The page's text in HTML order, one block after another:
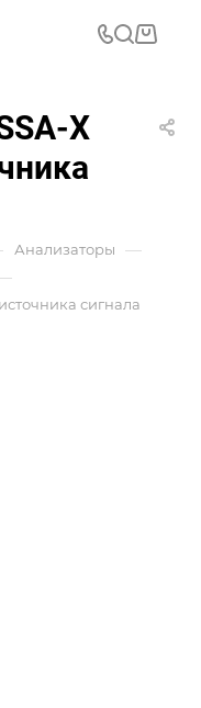
X
Анализаторы —
сигнала